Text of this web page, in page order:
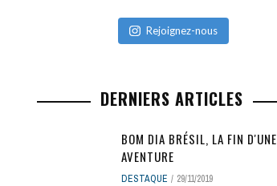
Rejoignez-nous
DERNIERS ARTICLES
BOM DIA BRÉSIL, LA FIN D'UNE
AVENTURE
DESTAQUE 29/11/2019